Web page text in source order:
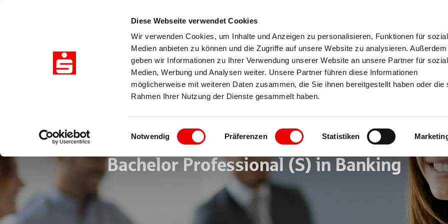
Diese Webseite verwendet Cookies
Wir verwenden Cookies, um Inhalte und Anzeigen zu personalisieren, Funktionen für
Medien anbieten zu können und die Zugriffe auf unsere Website zu analysieren. Außerdem
geben wir Informationen zu Ihrer Verwendung unserer Website an unsere Partner für
Medien, Werbung und Analysen weiter. Unsere Partner führen diese Informationen
möglicherweise mit weiteren Daten zusammen, die Sie ihnen bereitgestellt haben oder die
Rahmen Ihrer Nutzung der Dienste gesammelt haben.
Einwilligungsauswahl
Notwendig Präferenzen Statistiken
Akademie Business School Tagungszentrum
Bankfachwirt/-in –
Bachelor Professional (S) in Banking